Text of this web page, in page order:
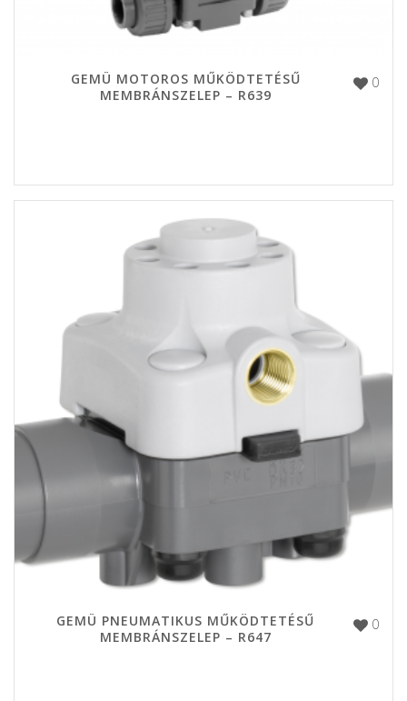
0
GEMÜ MOTOROS MŰKÖDTETÉSŰ
MEMBRÁNSZELEP – R639
0
GEMÜ PNEUMATIKUS MŰKÖDTETÉSŰ
MEMBRÁNSZELEP – R647